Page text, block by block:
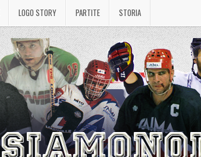
LOGO STORY PARTITE STORIA